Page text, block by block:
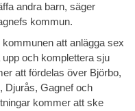
andra barn, säger
kommun.
att anlägga sex
och komplettera sju
att fördelas över Björbo,
Djurås, Gagnef och
kommer att ske